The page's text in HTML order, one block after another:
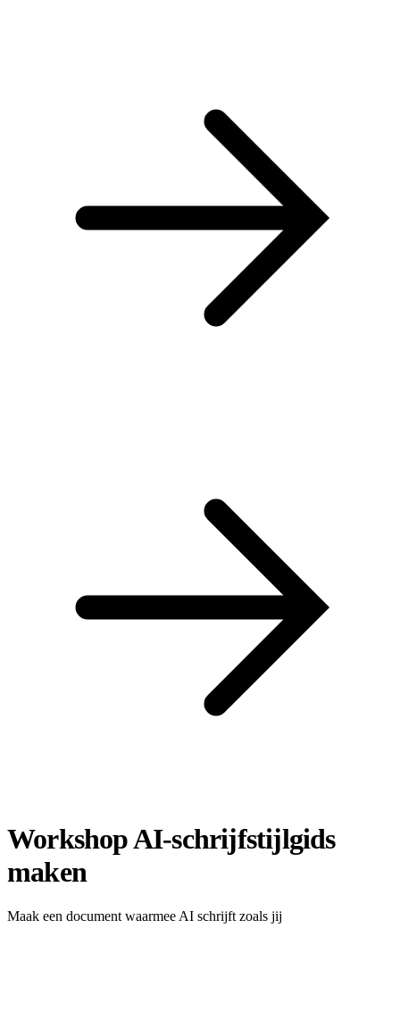
Workshop AI-schrijfstijlgids
maken
Maak een document waarmee AI schrijft zoals jij